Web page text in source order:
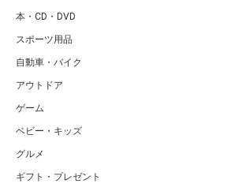
本・CD・DVD
スポーツ用品
自動車・バイク
アウトドア
ゲーム
ベビー・キッズ
グルメ
ギフト・プレゼント